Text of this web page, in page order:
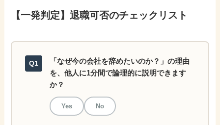
【一発判定】退職可否のチェックリスト
Q1
「なぜ今の会社を辞めたいのか？」の理由
を、他人に1分間で論理的に説明できます
か？
Yes No